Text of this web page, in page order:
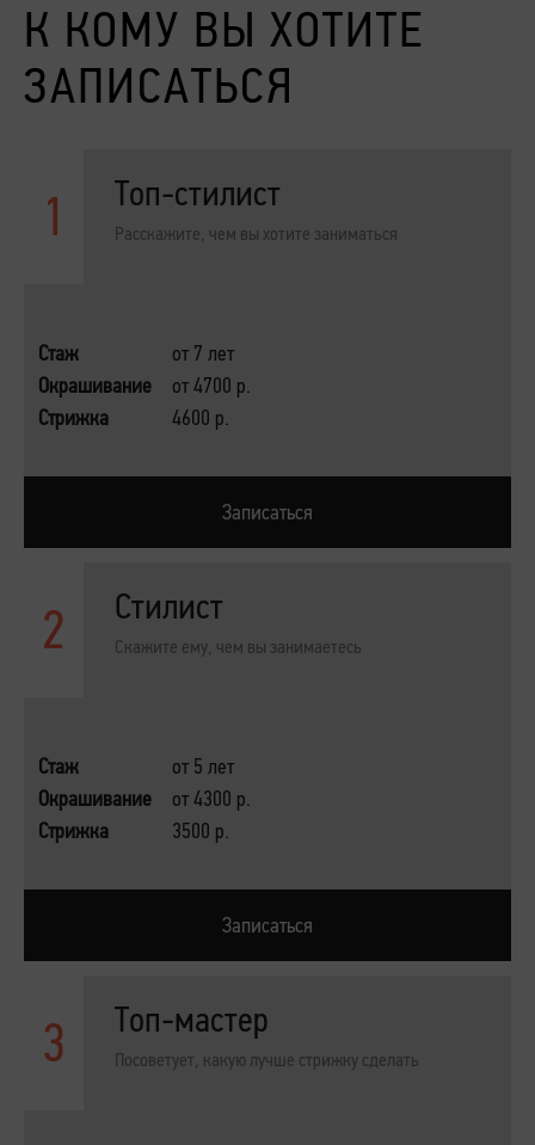
К КОМУ ВЫ ХОТИТЕ
ЗАПИСАТЬСЯ
1 Топ-стилист
Расскажите, чем вы хотите заниматься
Стаж
от 7 лет
Окрашивание
от 4700 р.
Стрижка
4600 р.
Записаться
2 Стилист
Скажите ему, чем вы занимаетесь
Стаж
от 5 лет
Окрашивание
от 4300 р.
Стрижка
3500 р.
Записаться
3 Топ-мастер
Посоветует, какую лучше стрижку сделать